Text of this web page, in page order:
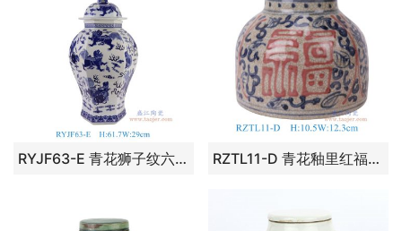
RYJF63-E 青花狮子纹六角狮头将军罐 RZTL11-D 青花釉里红福字大肚罐 高10.5直径12.3重量0.6KG